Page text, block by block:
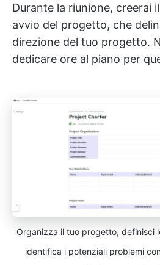
Durante la riunione, creerai
avvio del progetto, che
direzione del tuo progetto.
dedicare ore al piano per
Organizza il tuo progetto, definisci
identifica i potenziali problemi